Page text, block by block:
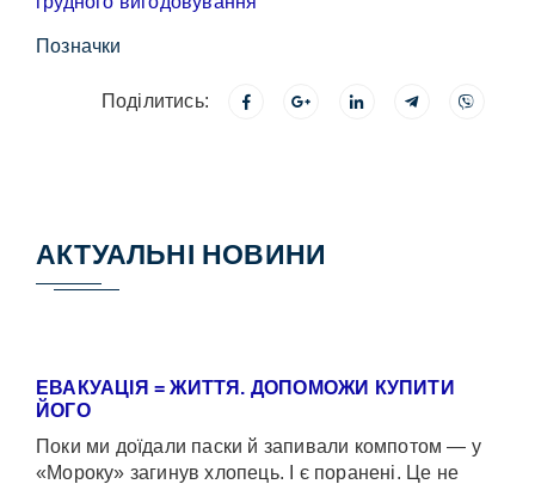
Позначки
Поділитись:
АКТУАЛЬНІ НОВИНИ
ЕВАКУАЦІЯ = ЖИТТЯ. ДОПОМОЖИ КУПИТИ
ЙОГО
Поки ми доїдали паски й запивали компотом — у
«Мороку» загинув хлопець. І є поранені. Це не